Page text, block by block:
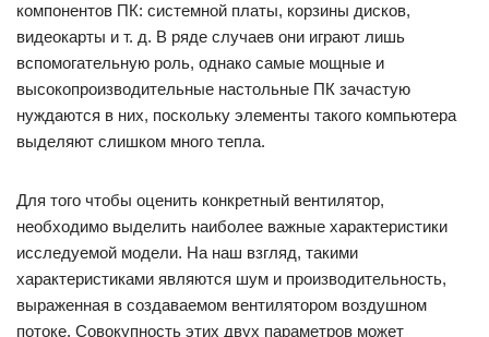
компонентов ПК: системной платы, корзины дисков,
видеокарты и т. д. В ряде случаев они играют лишь
вспомогательную роль, однако самые мощные и
высокопроизводительные настольные ПК зачастую
нуждаются в них, поскольку элементы такого компьютера
выделяют слишком много тепла.
Для того чтобы оценить конкретный вентилятор,
необходимо выделить наиболее важные характеристики
исследуемой модели. На наш взгляд, такими
характеристиками являются шум и производительность,
выраженная в создаваемом вентилятором воздушном
потоке. Совокупность этих двух параметров может